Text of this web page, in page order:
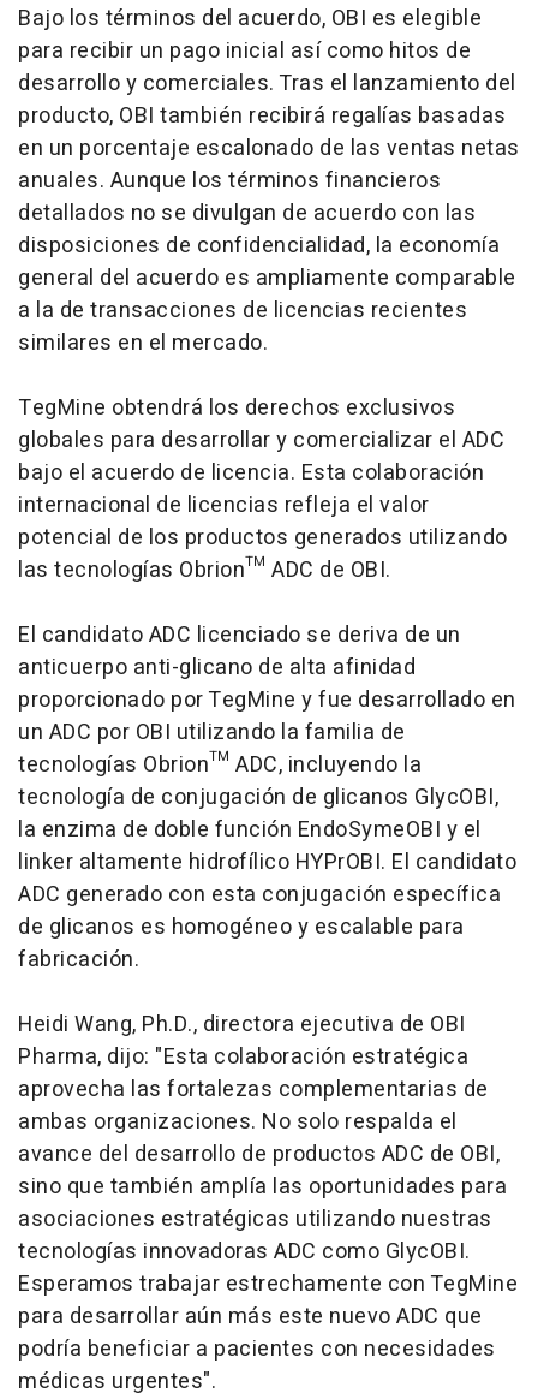
Bajo los términos del acuerdo, OBI es elegible
para recibir un pago inicial así como hitos de
desarrollo y comerciales. Tras el lanzamiento del
producto, OBI también recibirá regalías basadas
en un porcentaje escalonado de las ventas netas
anuales. Aunque los términos financieros
detallados no se divulgan de acuerdo con las
disposiciones de confidencialidad, la economía
general del acuerdo es ampliamente comparable
a la de transacciones de licencias recientes
similares en el mercado.
TegMine obtendrá los derechos exclusivos
globales para desarrollar y comercializar el ADC
bajo el acuerdo de licencia. Esta colaboración
internacional de licencias refleja el valor
potencial de los productos generados utilizando
las tecnologías Obrion™ ADC de OBI.
El candidato ADC licenciado se deriva de un
anticuerpo anti-glicano de alta afinidad
proporcionado por TegMine y fue desarrollado en
un ADC por OBI utilizando la familia de
tecnologías Obrion™ ADC, incluyendo la
tecnología de conjugación de glicanos GlycOBI,
la enzima de doble función EndoSymeOBI y el
linker altamente hidrofílico HYPrOBI. El candidato
ADC generado con esta conjugación específica
de glicanos es homogéneo y escalable para
fabricación.
Heidi Wang, Ph.D., directora ejecutiva de OBI
Pharma, dijo: "Esta colaboración estratégica
aprovecha las fortalezas complementarias de
ambas organizaciones. No solo respalda el
avance del desarrollo de productos ADC de OBI,
sino que también amplía las oportunidades para
asociaciones estratégicas utilizando nuestras
tecnologías innovadoras ADC como GlycOBI.
Esperamos trabajar estrechamente con TegMine
para desarrollar aún más este nuevo ADC que
podría beneficiar a pacientes con necesidades
médicas urgentes".